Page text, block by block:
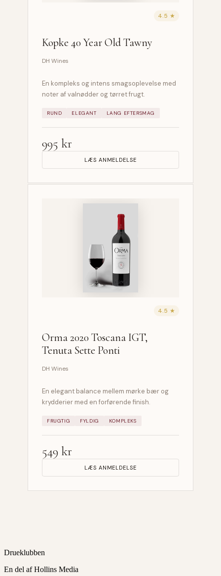
4.5 ★
Kopke 40 Year Old Tawny
DH Wines
En kompleks og intens smagsoplevelse med
noter af valnødder og tørret frugt.
RUND ELEGANT LANG EFTERSMAG
995 kr
LÆS ANMELDELSE
4.5 ★
Orma 2020 Toscana IGT,
Tenuta Sette Ponti
DH Wines
En elegant balance mellem mørke bær og
krydderier med en forførende finish.
FRUGTIG FYLDIG KOMPLEKS
549 kr
LÆS ANMELDELSE
Drueklubben
En del af Hollins Media